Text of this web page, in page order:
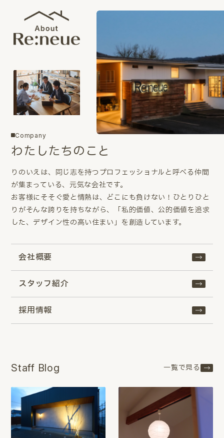
Company
わたしたちのこと
りのいえは、同じ志を持つプロフェッショナルと呼べる仲間
が集まっている、元気な会社です。
お客様にそそぐ愛と情熱は、どこにも負けない！ひとりひと
りがそんな誇りを持ちながら、「私的価値、公的価値を追求
した、デザイン性の高い住まい」を創造しています。
会社概要
スタッフ紹介
採用情報
Staff Blog 一覧で見る